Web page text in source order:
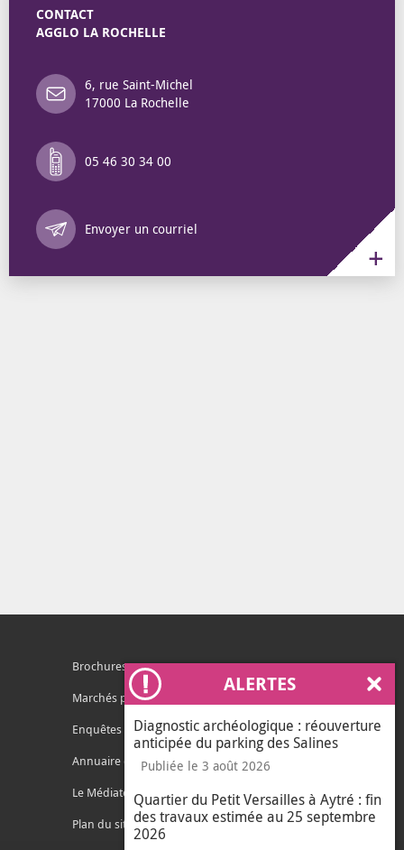
ALERTES
Diagnostic archéologique : réouverture
anticipée du parking des Salines
Publiée le 3 août 2026
Quartier du Petit Versailles à Aytré : fin
des travaux estimée au 25 septembre
2026
CONTACT
AGGLO LA ROCHELLE
6, rue Saint-Michel
17000 La Rochelle
05 46 30 34 00
Envoyer un courriel
Annuaire
Brochures
Marchés publics
Enquêtes publiques
Annuaire des services
Le Médiateur de l'Agglo
Plan du site